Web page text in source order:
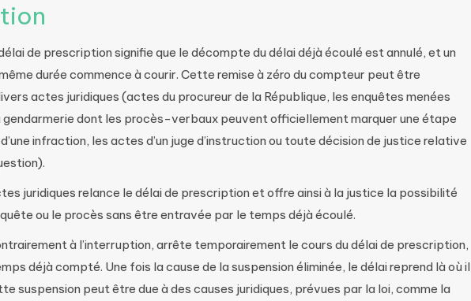
de prescription signifie que le décompte du délai déjà écoulé est annulé, et un
durée commence à courir. Cette remise à zéro du compteur peut être
actes juridiques (actes du procureur de la République, les enquêtes menées
gendarmerie dont les procès-verbaux peuvent officiellement marquer une étape
infraction, les actes d’un juge d’instruction ou toute décision de justice relative
juridiques relance le délai de prescription et offre ainsi à la justice la possibilité
ou le procès sans être entravée par le temps déjà écoulé.
à l’interruption, arrête temporairement le cours du délai de prescription,
déjà compté. Une fois la cause de la suspension éliminée, le délai reprend là où il
suspension peut être due à des causes juridiques, prévues par la loi, comme la